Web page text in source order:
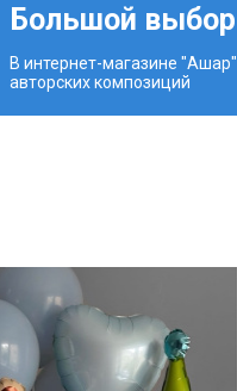
Большой выбор
В интернет-магазине
авторских композиций